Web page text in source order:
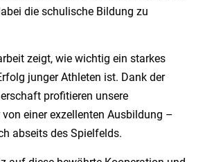
die schulische Bildung zu
zeigt, wie wichtig ein starkes
junger Athleten ist. Dank der
profitieren unsere
einer exzellenten Ausbildung –
abseits des Spielfelds.